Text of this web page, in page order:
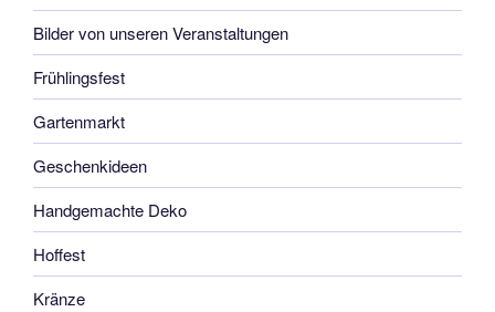
Bilder von unseren Veranstaltungen
Frühlingsfest
Gartenmarkt
Geschenkideen
Handgemachte Deko
Hoffest
Kränze